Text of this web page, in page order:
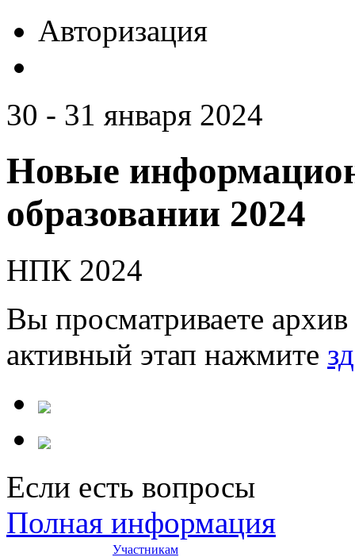
Авторизация
30 - 31 января 2024
Новые
образовании 2024
НПК 2024
Вы просматриваете
активный этап нажмите
Если есть вопросы
Полная информация
Участникам